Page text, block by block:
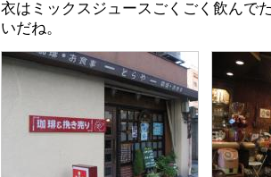
衣はミックスジュースごくごく飲んで
いだね。